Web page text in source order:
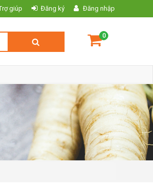
giúp Đăng ký Đăng nhập
0